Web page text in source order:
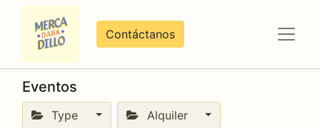
Contáctanos
Eventos
Type Alquiler